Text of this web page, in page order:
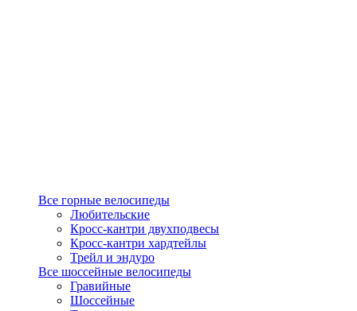
Все горные велосипеды
Любительские
Кросс-кантри двухподвесы
Кросс-кантри хардтейлы
Трейл и эндуро
Все шоссейные велосипеды
Гравийные
Шоссейные